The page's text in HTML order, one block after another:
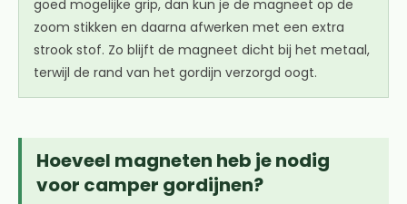
goed mogelijke grip, dan kun je de magneet op de
zoom stikken en daarna afwerken met een extra
strook stof. Zo blijft de magneet dicht bij het metaal,
terwijl de rand van het gordijn verzorgd oogt.
Hoeveel magneten heb je nodig
voor camper gordijnen?